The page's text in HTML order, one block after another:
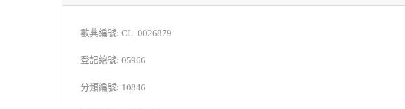
數典編號: CL_0026879
登記總號: 05966
分類編號: 10846